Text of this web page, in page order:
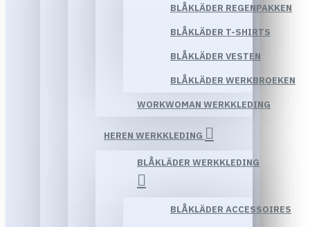
BLÅKLÄDER REGENPAKKEN
BLÅKLÄDER T-SHIRTS
BLÅKLÄDER VESTEN
BLÅKLÄDER WERKBROEKEN
WORKWOMAN WERKKLEDING
HEREN WERKKLEDING
BLÅKLÄDER WERKKLEDING
BLÅKLÄDER ACCESSOIRES